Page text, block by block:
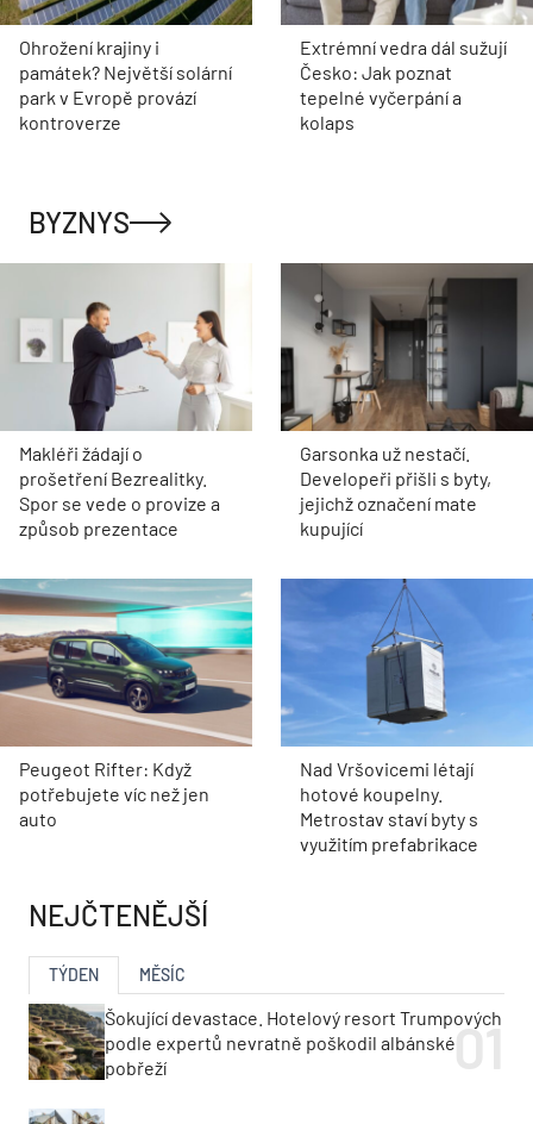
Ohrožení krajiny i
památek? Největší solární
park v Evropě provází
kontroverze
Extrémní vedra dál sužují
Česko: Jak poznat
tepelné vyčerpání a
kolaps
BYZNYS
Makléři žádají o
prošetření Bezrealitky.
Spor se vede o provize a
způsob prezentace
Garsonka už nestačí.
Developeři přišli s byty,
jejichž označení mate
kupující
Peugeot Rifter: Když
potřebujete víc než jen
auto
Nad Vršovicemi létají
hotové koupelny.
Metrostav staví byty s
využitím prefabrikace
NEJČTENĚJŠÍ
TÝDEN MĚSÍC
Šokující devastace. Hotelový resort Trumpových
podle expertů nevratně poškodil albánské
pobřeží